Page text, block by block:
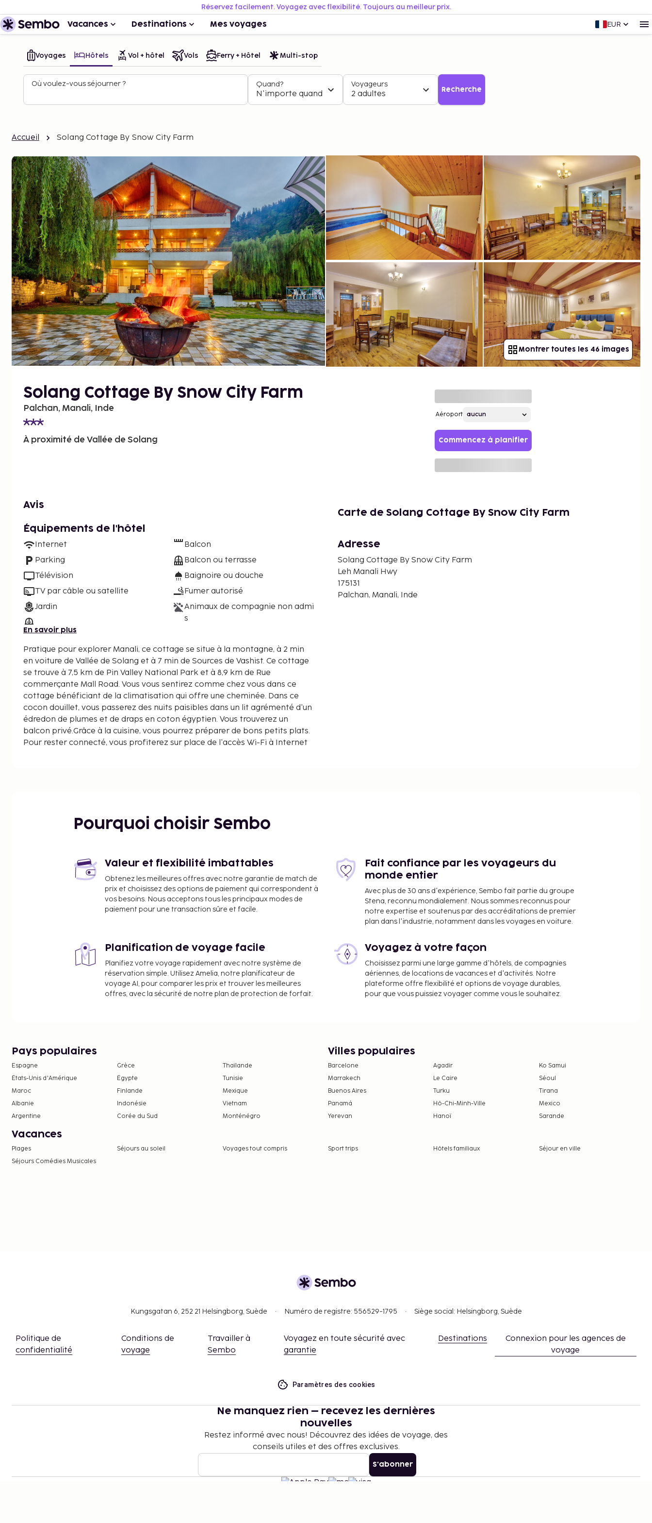
Réservez facilement. Voyagez avec flexibilité. Toujours au meilleur prix.
Vacances Destinations Mes voyages EUR
Voyages Hôtels Vol + hôtel Vols Ferry + Hôtel Multi-stop
Où voulez-vous séjourner ? Quand?
N'importe quand
Voyageurs
2 adultes Recherche
Accueil Solang Cottage By Snow City Farm
Montrer toutes les 46 images
Solang Cottage By Snow City Farm
Palchan, Manali, Inde
À proximité de Vallée de Solang
Aéroport
Commencez à planifier
Avis
Équipements de l'hôtel
Internet
Parking
Télévision
TV par câble ou satellite
Jardin
Balcon
Balcon ou terrasse
Baignoire ou douche
Fumer autorisé
Animaux de compagnie non admi
s
En savoir plus
Pratique pour explorer Manali, ce cottage se situe à la montagne, à 2 min
en voiture de Vallée de Solang et à 7 min de Sources de Vashist. Ce cottage
se trouve à 7,5 km de Pin Valley National Park et à 8,9 km de Rue
commerçante Mall Road. Vous vous sentirez comme chez vous dans ce
cottage bénéficiant de la climatisation qui offre une cheminée. Dans ce
cocon douillet, vous passerez des nuits paisibles dans un lit agrémenté d'un
édredon de plumes et de draps en coton égyptien. Vous trouverez un
balcon privé.Grâce à la cuisine, vous pourrez préparer de bons petits plats.
Pour rester connecté, vous profiterez sur place de l'accès Wi-Fi à Internet
Beas Kund - 7,6 km
Sources de Vashist - 7,9 km
Solang-Nullah - 9,3 km
Rahala Falls - 9,3 km
Himalayan Nyinmapa Buddhist Monastery - 9,6 km
Gadhan Thekchhokling Gompa Monastery - 9,8 km
Hadimba Devi Mandir - 9,8 km
Les aéroports les plus proches de l'hébergement sont :
Aéroport de Kullu (KUU) - 59 km
Aéroport de Chandigarh (IXC) - 321,2 km
Un parking gratuit est disponible dans l'enceinte de l'hébergement.
Profitez de la vue qui vous est offerte depuis un jardin.
Carte de Solang Cottage By Snow City Farm
Adresse
Solang Cottage By Snow City Farm
Leh Manali Hwy
175131
Palchan, Manali, Inde
Pourquoi choisir Sembo
Valeur et flexibilité imbattables
Obtenez les meilleures offres avec notre garantie de match de
prix et choisissez des options de paiement qui correspondent à
vos besoins. Nous acceptons tous les principaux modes de
paiement pour une transaction sûre et facile.
Fait confiance par les voyageurs du
monde entier
Avec plus de 30 ans d'expérience, Sembo fait partie du groupe
Stena, reconnu mondialement. Nous sommes reconnus pour
notre expertise et soutenus par des accréditations de premier
plan dans l'industrie, notamment dans les voyages en voiture.
Planification de voyage facile
Planifiez votre voyage rapidement avec notre système de
réservation simple. Utilisez Amelia, notre planificateur de
voyage AI, pour comparer les prix et trouver les meilleures
offres, avec la sécurité de notre plan de protection de forfait.
Voyagez à votre façon
Choisissez parmi une large gamme d'hôtels, de compagnies
aériennes, de locations de vacances et d'activités. Notre
plateforme offre flexibilité et options de voyage durables,
pour que vous puissiez voyager comme vous le souhaitez.
Pays populaires
Espagne Grèce
Thaïlande
États-Unis d'Amérique
Égypte
Tunisie
Maroc
Finlande
Mexique
Albanie
Indonésie
Vietnam
Argentine
Corée du Sud Monténégro
Villes populaires
Barcelone Agadir
Ko Samui
Marrakech
Le Caire
Séoul
Buenos Aires
Turku
Tirana
Panamá
Hô-Chi-Minh-Ville
Mexico
Yerevan
Hanoï Sarande
Vacances
Plages Séjours au soleil Voyages tout compris Sport trips Hôtels familiaux
Séjour en ville
Séjours Comédies Musicales
Kungsgatan 6, 252 21 Helsingborg, Suède Numéro de registre: 556529-1795 Siège social: Helsingborg, Suède
Politique de
confidentialité
Conditions de
voyage
Travailler à
Sembo
Voyagez en toute sécurité avec
garantie
Destinations
Connexion pour les agences de
voyage
Paramètres des cookies
Ne manquez rien – recevez les dernières
nouvelles
Restez informé avec nous! Découvrez des idées de voyage, des
conseils utiles et des offres exclusives.
S'abonner